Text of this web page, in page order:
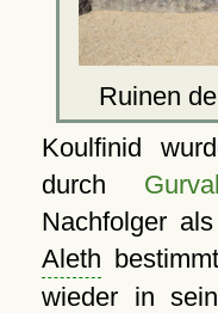
Ruinen
Koulfinid
durch
Nachfolger
Aleth
wieder in